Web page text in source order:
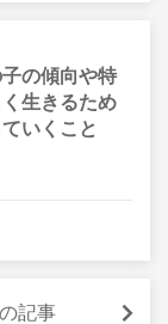
の傾向や特
生きるため
いくこと
記事